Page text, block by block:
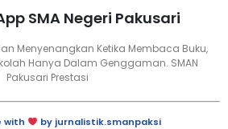
SMA Negeri Pakusari
Menyenangkan Ketika Membaca Buku,
Hanya Dalam Genggaman. SMAN
Pakusari Prestasi
with
by jurnalistik.smanpaksi